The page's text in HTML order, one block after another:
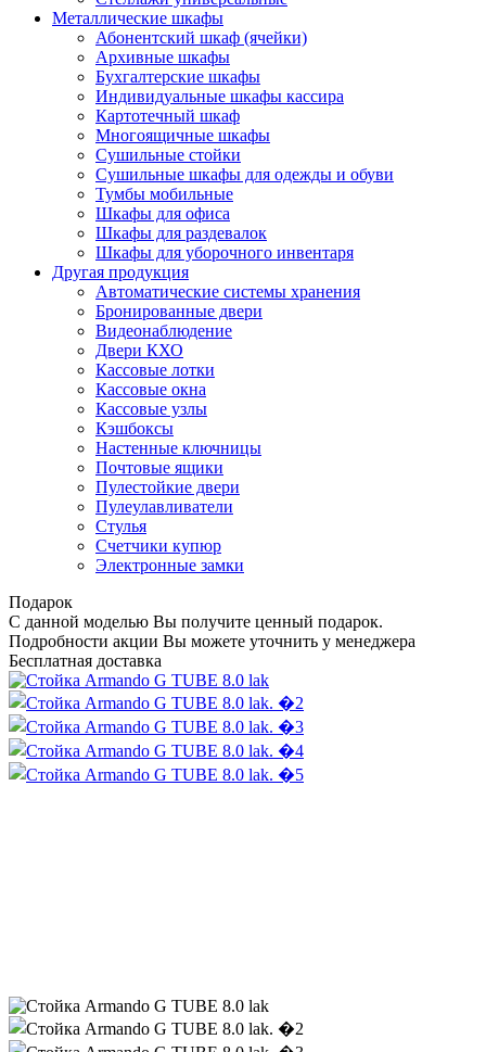
Металлические шкафы
Абонентский шкаф (ячейки)
Архивные шкафы
Бухгалтерские шкафы
Индивидуальные шкафы кассира
Картотечный шкаф
Многоящичные шкафы
Сушильные стойки
Сушильные шкафы для одежды и обуви
Тумбы мобильные
Шкафы для офиса
Шкафы для раздевалок
Шкафы для уборочного инвентаря
Другая продукция
Автоматические системы хранения
Бронированные двери
Видеонаблюдение
Двери КХО
Кассовые лотки
Кассовые окна
Кассовые узлы
Кэшбоксы
Настенные ключницы
Почтовые ящики
Пулестойкие двери
Пулеулавливатели
Стулья
Счетчики купюр
Электронные замки
Подарок
С данной моделью Вы получите ценный подарок.
Подробности акции Вы можете уточнить у менеджера
Бесплатная доставка